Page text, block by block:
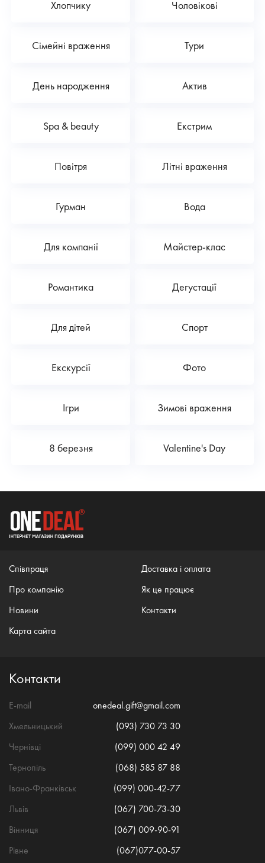
Хлопчику Чоловікові
Сімейні враження Тури
День народження Актив
Spa & beauty Екстрим
Повітря Літні враження
Гурман Вода
Для компанії Майстер-клас
Романтика Дегустації
Для дітей Спорт
Екскурсії Фото
Ігри Зимові враження
8 березня Valentine's Day
Співпраця
Про компанію
Новини
Карта сайта
Доставка і оплата
Як це працює
Контакти
Контакти
E-mail
onedeal.gift@gmail.com
Хмельницький
(093) 730 73 30
Чернівці
(099) 000 42 49
Тернопіль
(068) 585 87 88
Івано-Франківськ
(099) 000-42-77
Львів
(067) 700-73-30
Вінниця
(067) 009-90-91
Рівне
(067)077-00-57